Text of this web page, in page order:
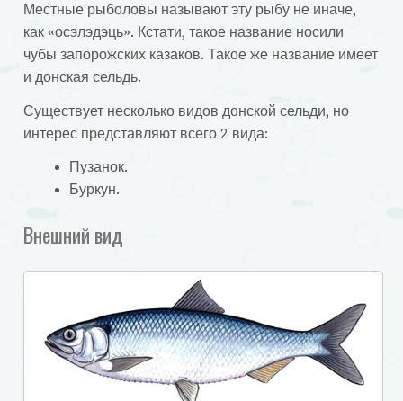
Местные рыболовы называют эту рыбу не иначе,
как «осэлэдэць». Кстати, такое название носили
чубы запорожских казаков. Такое же название имеет
и донская сельдь.
Существует несколько видов донской сельди, но
интерес представляют всего 2 вида:
Пузанок.
Буркун.
Внешний вид